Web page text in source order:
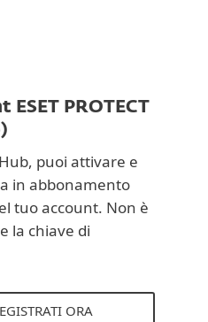
ESET PROTECT
Hub, puoi attivare e
in abbonamento
tuo account. Non è
la chiave di
ORA